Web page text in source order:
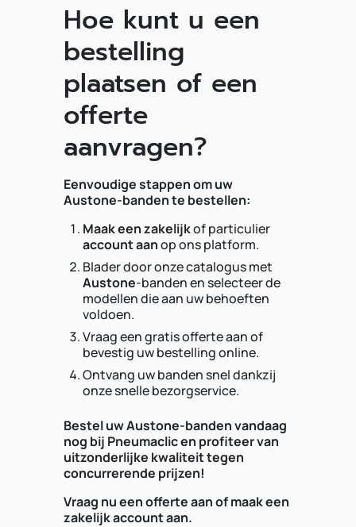
Hoe kunt u een
bestelling
plaatsen of een
offerte
aanvragen?
Eenvoudige stappen om uw
Austone-banden te bestellen:
Maak een zakelijkof particulier
account aanop ons platform.
Blader door onze catalogus met
Austone-banden en selecteer de
modellen die aan uw behoeften
voldoen.
Vraag een gratis offerte aan of
bevestig uw bestelling online.
Ontvang uw banden snel dankzij
onze snelle bezorgservice.
Bestel uw Austone-banden vandaag
nog bij Pneumaclic en profiteer van
uitzonderlijke kwaliteit tegen
concurrerende prijzen!
Vraag nu een offerte aan of maak een
zakelijk account aan.